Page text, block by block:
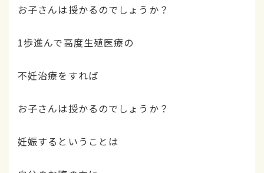
お子さんは授かるのでしょうか？
1歩進んで高度生殖医療の
不妊治療をすれば
お子さんは授かるのでしょうか？
妊娠するということは